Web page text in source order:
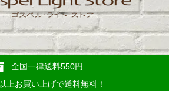
全国一律送料550円
上お買い上げで送料無料！